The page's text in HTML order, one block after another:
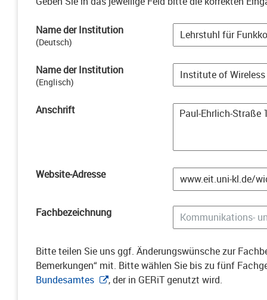
Name der Institution
(Deutsch)
Name der Institution
(Englisch)
Anschrift
Website-Adresse
Fachbezeichnung
Bitte teilen Sie uns ggf. Änderungswünsche zur
Bemerkungen“ mit. Bitte wählen Sie bis zu fünf
Bundesamtes
, der in GERiT genutzt wird.